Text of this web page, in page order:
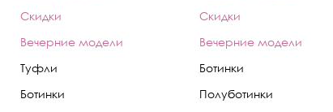
Скидки
Вечерние модели
Туфли
Ботинки
Скидки
Вечерние модели
Ботинки
Полуботинки